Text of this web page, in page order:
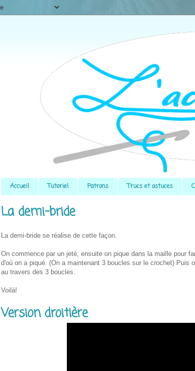
Accueil Tutoriel Patrons Trucs et astuces
La demi-bride
La demi-bride se réalise de cette façon.
On commence par un jeté, ensuite on pique dans la maille pour
d'où on a piqué. (On a maintenant 3 boucles sur le crochet) Puis
au travers des 3 boucles.
Voilà!
Version droitière